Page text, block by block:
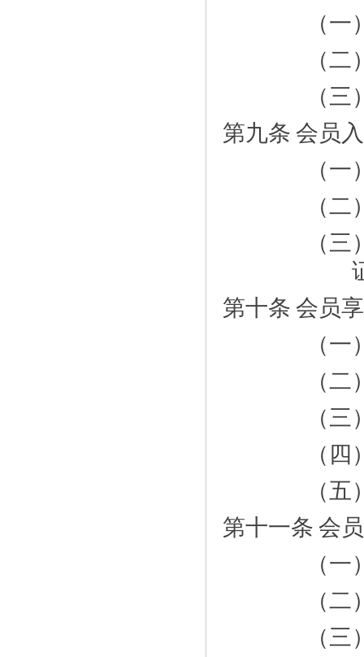
（
（
（
第九条 会员
（
（
（
第十条 会员
（
（
（
（
（
第十一条 会
（
（
（